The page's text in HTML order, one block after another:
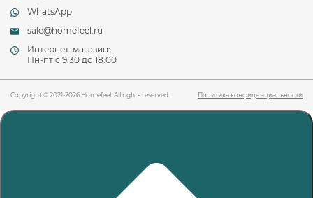
WhatsApp
sale@homefeel.ru
Интернет-магазин:
Пн-пт c 9.30 до 18.00
Copyright © 2021-2026 Homefeel. All rights reserved. Политика конфиденциальности